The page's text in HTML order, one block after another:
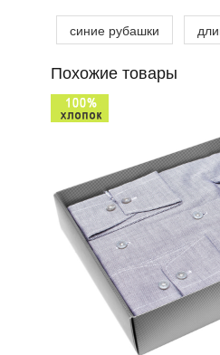
синие рубашки
Похожие товары